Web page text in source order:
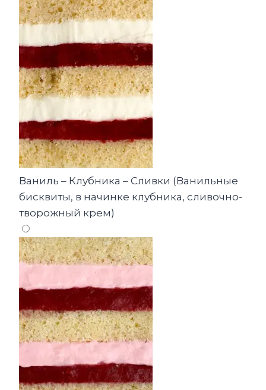
Ваниль – Клубника – Сливки (Ванильные
бисквиты, в начинке клубника, сливочно-
творожный крем)